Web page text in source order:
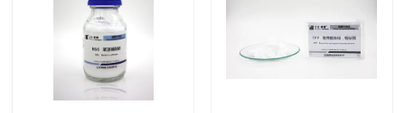
Zure Kopertussenpersonen
nivellerende agent